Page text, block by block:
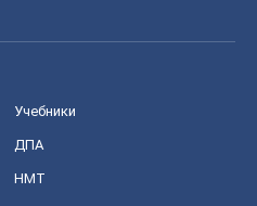
Учебники
ДПА
НМТ